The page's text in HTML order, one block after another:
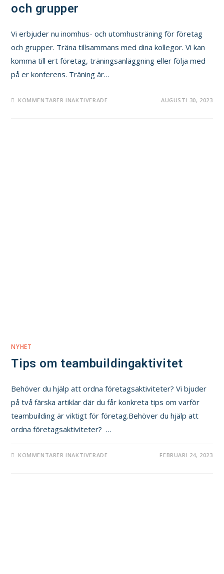
och grupper
Vi erbjuder nu inomhus- och utomhusträning för företag
och grupper. Träna tillsammans med dina kollegor. Vi kan
komma till ert företag, träningsanläggning eller följa med
på er konferens. Träning är…
KOMMENTARER INAKTIVERADE AUGUSTI 30, 2023
NYHET
Tips om teambuildingaktivitet
Behöver du hjälp att ordna företagsaktiviteter? Vi bjuder
på två färska artiklar där du får konkreta tips om varför
teambuilding är viktigt för företag.Behöver du hjälp att
ordna företagsaktiviteter? …
KOMMENTARER INAKTIVERADE FEBRUARI 24, 2023